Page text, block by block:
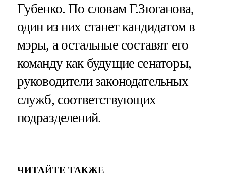
Губенко. По словам Г.Зюганова,
один из них станет кандидатом в
мэры, а остальные составят его
команду как будущие сенаторы,
руководители законодательных
служб, соответствующих
подразделений.
ЧИТАЙТЕ ТАКЖЕ